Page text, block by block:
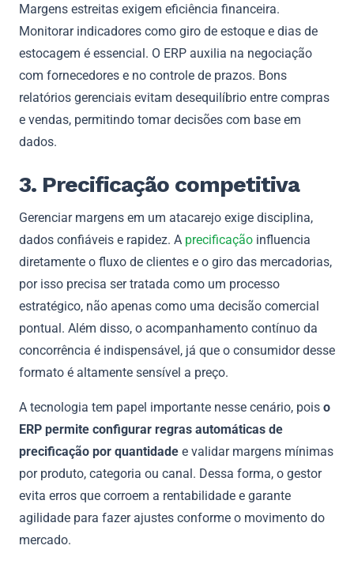
Margens estreitas exigem eficiência financeira.
Monitorar indicadores como giro de estoque e dias de
estocagem é essencial. O ERP auxilia na negociação
com fornecedores e no controle de prazos. Bons
relatórios gerenciais evitam desequilíbrio entre compras
e vendas, permitindo tomar decisões com base em
dados.
3. Precificação competitiva
Gerenciar margens em um atacarejo exige disciplina,
dados confiáveis e rapidez. A precificação influencia
diretamente o fluxo de clientes e o giro das mercadorias,
por isso precisa ser tratada como um processo
estratégico, não apenas como uma decisão comercial
pontual. Além disso, o acompanhamento contínuo da
concorrência é indispensável, já que o consumidor desse
formato é altamente sensível a preço.
A tecnologia tem papel importante nesse cenário, pois o
ERP permite configurar regras automáticas de
precificação por quantidade e validar margens mínimas
por produto, categoria ou canal. Dessa forma, o gestor
evita erros que corroem a rentabilidade e garante
agilidade para fazer ajustes conforme o movimento do
mercado.